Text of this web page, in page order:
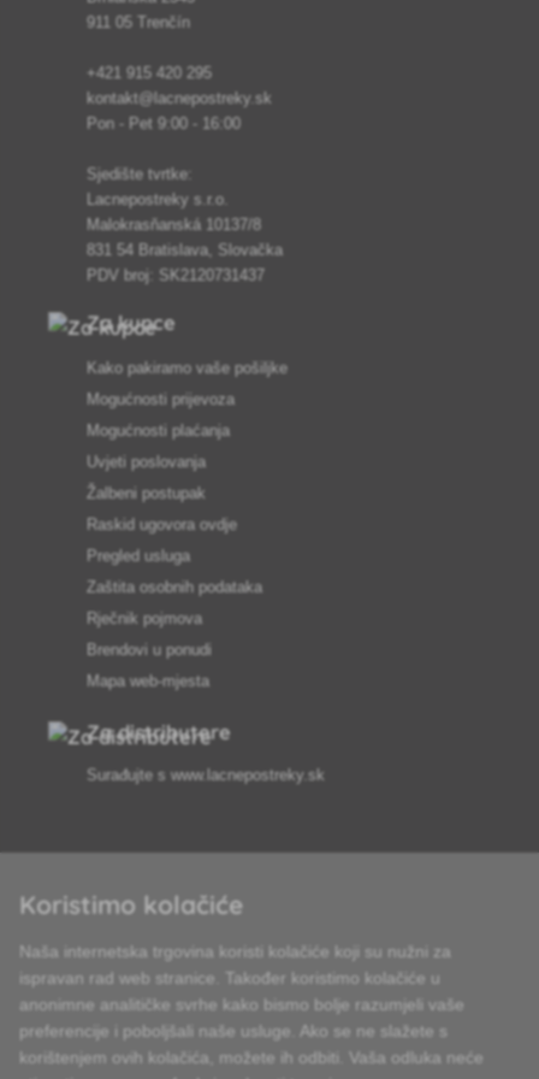
911 05 Trenčín
+421 915 420 295
kontakt@lacnepostreky.sk
Pon - Pet 9:00 - 16:00
Sjedište tvrtke:
Lacnepostreky s.r.o.
Malokrasňanská 10137/8
831 54 Bratislava, Slovačka
PDV broj: SK2120731437
Za kupce
Kako pakiramo vaše pošiljke
Mogućnosti prijevoza
Mogućnosti plaćanja
Uvjeti poslovanja
Žalbeni postupak
Raskid ugovora ovdje
Pregled usluga
Zaštita osobnih podataka
Rječnik pojmova
Brendovi u ponudi
Mapa web-mjesta
Za distributere
Surađujte s www.lacnepostreky.sk
Uvijek ćemo vas profesionalno savjetovati
Reklamacije obrađujemo u roku od 24 sata
Koristimo kolačiće
Naša internetska trgovina koristi kolačiće koji su nužni za
ispravan rad web stranice. Također koristimo kolačiće u
anonimne analitičke svrhe kako bismo bolje razumjeli vaše
preferencije i poboljšali naše usluge. Ako se ne slažete s
korištenjem ovih kolačića, možete ih odbiti. Vaša odluka neće